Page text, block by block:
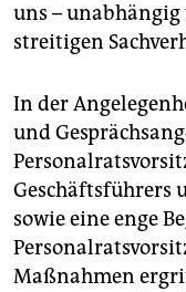
uns – unabhängig
streitigen
In der
und
Geschäftsführers
sowie eine enge
Maßnahmen